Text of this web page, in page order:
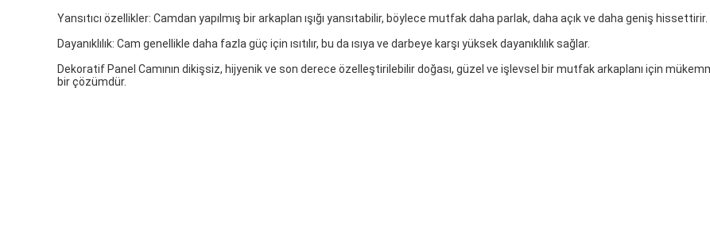
Yansıtıcı özellikler: Camdan yapılmış bir arkaplan ışığı yansıtabilir, böylece mutfak daha parlak, daha açık ve daha geniş hissettirir.
Dayanıklılık: Cam genellikle daha fazla güç için ısıtılır, bu da ısıya ve darbeye karşı yüksek dayanıklılık sağlar.
Dekoratif Panel Camının dikişsiz, hijyenik ve son derece özelleştirilebilir doğası, güzel ve işlevsel bir mutfak arkaplanı için
bir çözümdür.